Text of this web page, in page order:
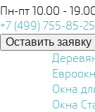
Пн-пт 10.00 -
+7 (499) 755-85-25
Оставить заявку
Окна
Окна